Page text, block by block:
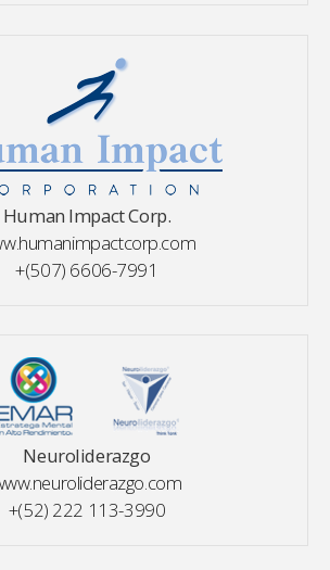
Human Impact Corp.
+(507) 6606-7991
Neuroliderazgo
+(52) 222 113-3990